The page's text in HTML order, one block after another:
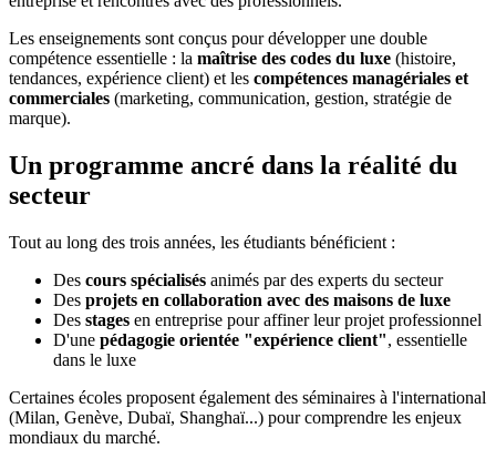
Les enseignements sont conçus pour développer une double
compétence essentielle : la maîtrise des codes du luxe (histoire,
tendances, expérience client) et les compétences managériales et
commerciales (marketing, communication, gestion, stratégie de
marque).
Un programme ancré dans la réalité du
secteur
Tout au long des trois années, les étudiants bénéficient :
Des cours spécialisés animés par des experts du secteur
Des projets en collaboration avec des maisons de luxe
Des stages en entreprise pour affiner leur projet professionnel
D'une pédagogie orientée "expérience client", essentielle
dans le luxe
Certaines écoles proposent également des séminaires à l'international
(Milan, Genève, Dubaï, Shanghaï...) pour comprendre les enjeux
mondiaux du marché.